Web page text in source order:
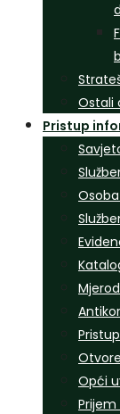
Ostali
Pristup
Opći
Prijem